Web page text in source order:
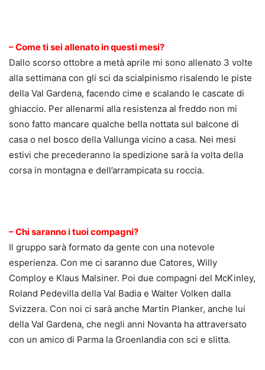
– Come ti sei allenato in questi mesi?
Dallo scorso ottobre a metà aprile mi sono allenato 3 volte
alla settimana con gli sci da scialpinismo risalendo le piste
della Val Gardena, facendo cime e scalando le cascate di
ghiaccio. Per allenarmi alla resistenza al freddo non mi
sono fatto mancare qualche bella nottata sul balcone di
casa o nel bosco della Vallunga vicino a casa. Nei mesi
estivi che precederanno la spedizione sarà la volta della
corsa in montagna e dell’arrampicata su roccia.
– Chi saranno i tuoi compagni?
Il gruppo sarà formato da gente con una notevole
esperienza. Con me ci saranno due Catores, Willy
Comploy e Klaus Malsiner. Poi due compagni del McKinley,
Roland Pedevilla della Val Badia e Walter Volken dalla
Svizzera. Con noi ci sarà anche Martin Planker, anche lui
della Val Gardena, che negli anni Novanta ha attraversato
con un amico di Parma la Groenlandia con sci e slitta.